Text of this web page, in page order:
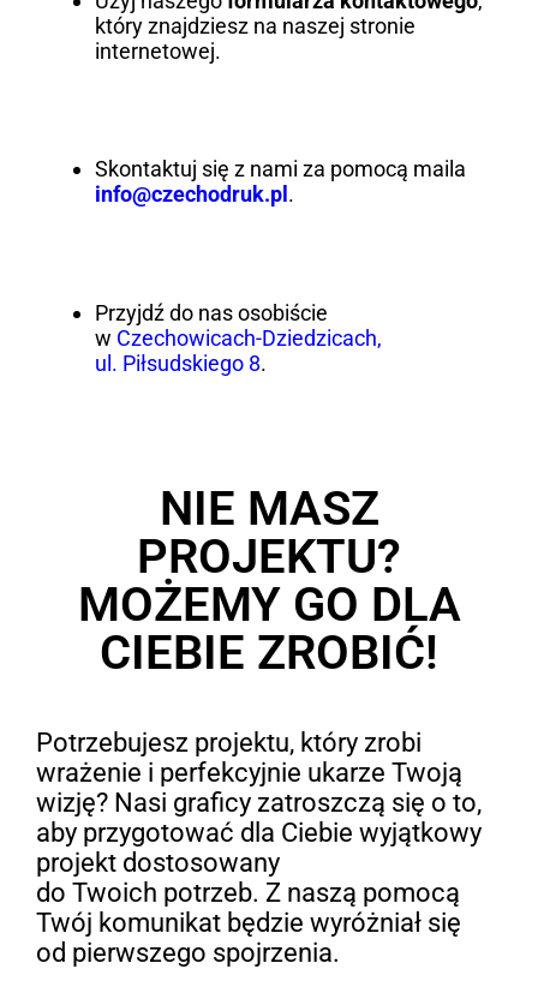
który znajdziesz na naszej stronie
internetowej.
Skontaktuj się z nami za pomocą maila
info@czechodruk.pl .
Przyjdź do nas osobiście
w Czechowicach-Dziedzicach,
ul. Piłsudskiego 8.
NIE MASZ
PROJEKTU?
MOŻEMY GO DLA
CIEBIE ZROBIĆ!
Potrzebujesz projektu, który zrobi
wrażenie i perfekcyjnie ukarze Twoją
wizję? Nasi graficy zatroszczą się o to,
aby przygotować dla Ciebie wyjątkowy
projekt dostosowany
do Twoich potrzeb. Z naszą pomocą
Twój komunikat będzie wyróżniał się
od pierwszego spojrzenia.